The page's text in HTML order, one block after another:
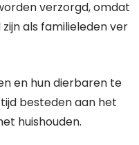
verzorgd, omdat
als familieleden ver
en hun dierbaren te
besteden aan het
huishouden.